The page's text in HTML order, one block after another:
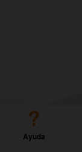
Ayuda